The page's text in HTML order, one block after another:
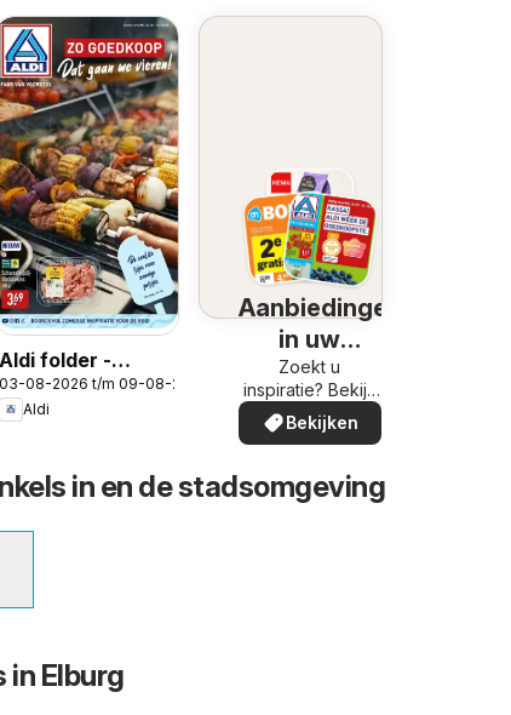
Aldi folder -
Buiten eten
03-08-2026 t/m 09-08-2026
Aldi
Aanbiedingen
in uw
omgeving
Zoekt u
inspiratie? Bekijk
de aanbiedingen
in uw buurt!
Bekijken
in en de stadsomgeving
in Elburg